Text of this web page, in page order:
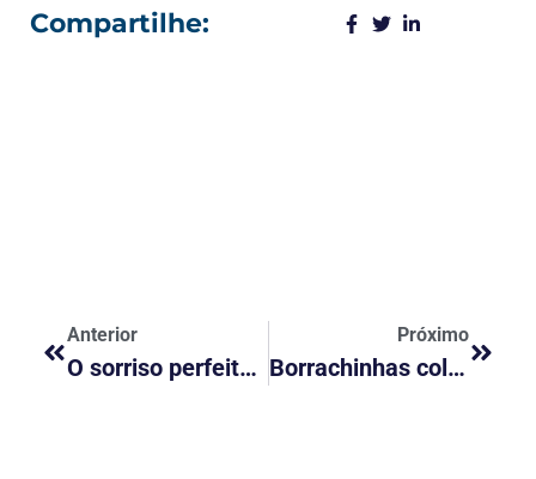
Compartilhe:
Anterior
O sorriso perfeito na era digital
Próximo
Borrachinhas coloridas no aparelho ortodôntico: ainda são usadas?